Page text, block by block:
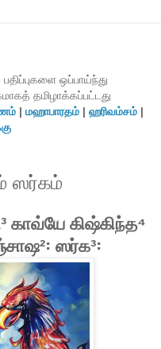
ஒப்பாய்ந்து
தமிழாக்கப்பட்டது
| மஹாபாரதம் | ஹரிவம்சம் |
ஸர்கம்
காவ்யே கிஷ்கிந்த⁴
ஸர்க³꞉